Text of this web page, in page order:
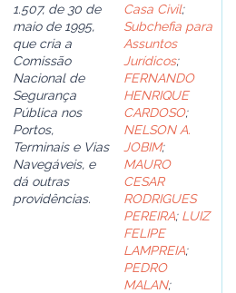
1.507, de 30 de
maio de 1995,
que cria a
Comissão
Nacional de
Segurança
Pública nos
Portos,
Terminais e Vias
Navegáveis, e
dá outras
providências.
Casa Civil;
Subchefia para
Assuntos
Jurídicos;
FERNANDO
HENRIQUE
CARDOSO;
NELSON A.
JOBIM;
MAURO
CESAR
RODRIGUES
PEREIRA; LUIZ
FELIPE
LAMPREIA;
PEDRO
MALAN;